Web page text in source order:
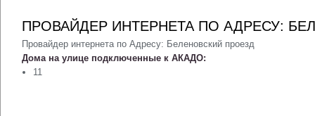
ПРОВАЙДЕР ИНТЕРНЕТА ПО АДРЕСУ:
Провайдер интернета по Адресу: Беленовский проезд
Дома на улице подключенные к АКАДО:
11